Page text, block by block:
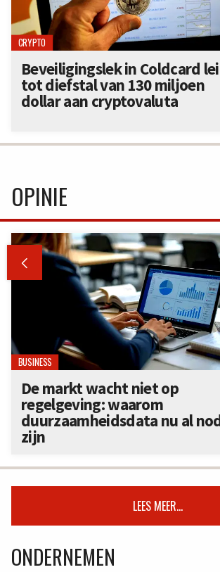
CRYPTO
Beveiligingslek in Coldcard
tot diefstal van 130 miljoen
dollar aan cryptovaluta
OPINIE

BUSINESS
De markt wacht niet op
regelgeving: waarom
duurzaamheidsdata nu al
zijn
LEES MEER...
ONDERNEMEN